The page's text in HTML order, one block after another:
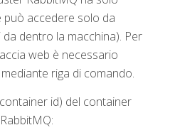
può accedere solo da
dentro la macchina). Per
web è necessario
riga di comando.
id) del container